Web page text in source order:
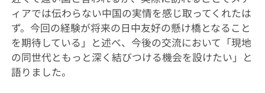
ィアでは伝わらない中国の実情を感じ取ってくれたは
ず。今回の経験が将来の日中友好の懸け橋となること
を期待している」と述べ、今後の交流において「現地
の同世代ともっと深く結びつける機会を設けたい」と
語りました。